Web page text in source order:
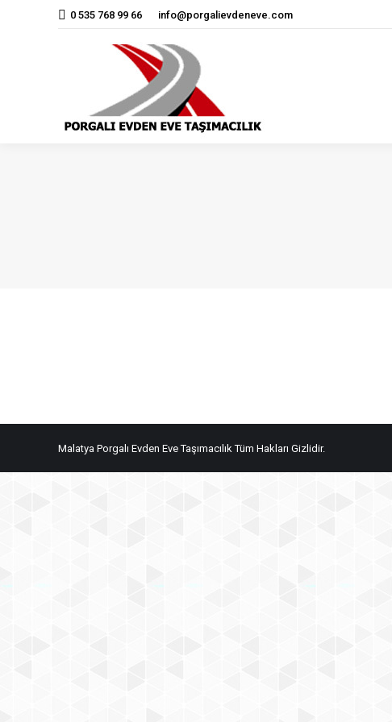
0 535 768 99 66 info@porgalievdeneve.com
Malatya Porgalı Evden Eve Taşımacılık Tüm Hakları Gizlidir.
Ana Sayfa Kurumsal